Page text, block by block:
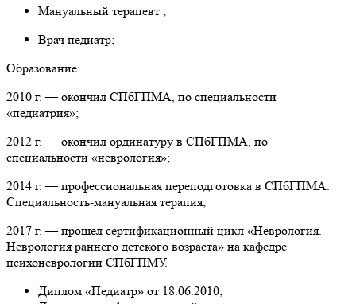
Мануальный терапевт ;
Врач педиатр;
Образование:
2010 г. — окончил СПбГПМА, по специальности
«педиатрия»;
2012 г. — окончил ординатуру в СПбГПМА, по
специальности «неврология»;
2014 г. — профессиональная переподготовка в СПбГПМА.
Специальность-мануальная терапия;
2017 г. — прошел сертификационный цикл «Неврология.
Неврология раннего детского возраста» на кафедре
психоневрологии СПбГПМУ.
Диплом «Педиатр» от 18.06.2010;